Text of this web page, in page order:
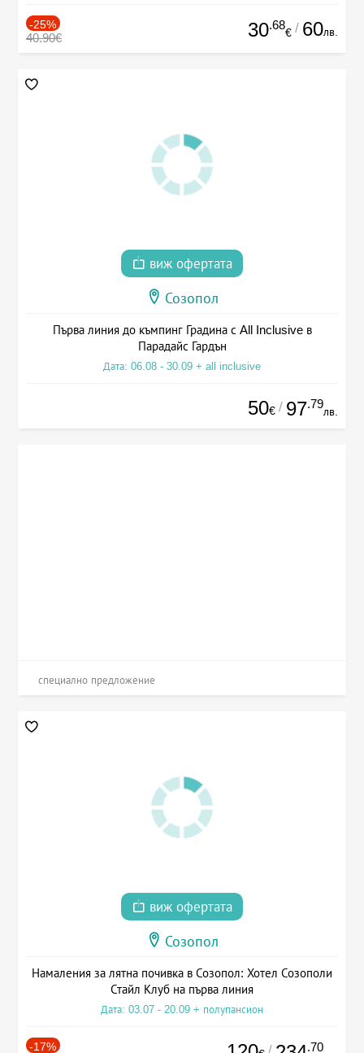
-25%
40.90€ 30.68
€ / 60лв.
виж офертата
Созопол
Първа линия до къмпинг Градина с All Inclusive в
Парадайс Гардън
Дата: 06.08 - 30.09 + all inclusive
50€ / 97.79
лв.
специално предложение
виж офертата
Созопол
Намаления за лятна почивка в Созопол: Хотел Созополи
Стайл Клуб на първа линия
Дата: 03.07 - 20.09 + полупансион
-17% .70